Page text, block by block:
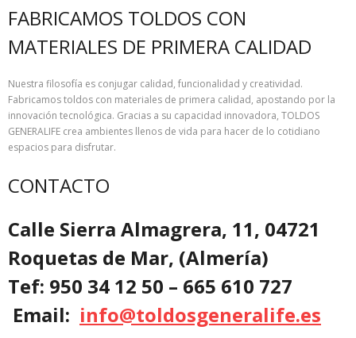
FABRICAMOS TOLDOS CON
MATERIALES DE PRIMERA CALIDAD
Nuestra filosofía es conjugar calidad, funcionalidad y creatividad.
Fabricamos toldos con materiales de primera calidad, apostando por la
innovación tecnológica. Gracias a su capacidad innovadora, TOLDOS
GENERALIFE crea ambientes llenos de vida para hacer de lo cotidiano
espacios para disfrutar.
CONTACTO
Calle Sierra Almagrera, 11, 04721
Roquetas de Mar, (Almería)
Tef: 950 34 12 50 – 665 610 727
Email: info@toldosgeneralife.es